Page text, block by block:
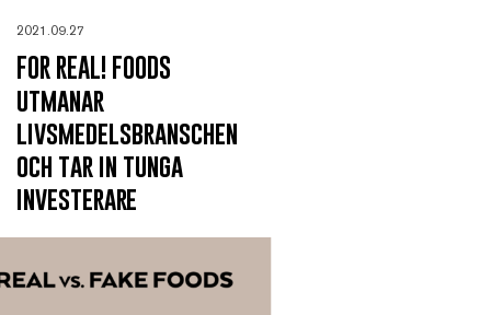
2021.09.27
FOR REAL! FOODS
utmanar
livsmedelsbranschen
och tar in tunga
investerare